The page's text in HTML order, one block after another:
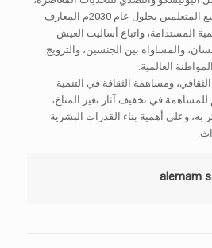
وعلى ضمان أن يكتسب جميع المتعلمين بحلول عام 2030م المعارف
المستدامة، واتباع أساليب العيش
والمساواة بين الجنسين، والترويج
العالمية.
ومساهمة الثقافة في التنمية
للمساهمة في تخفيف آثار تغير المناخ،
به، وعلى أهمية بناء القدرات البشرية
alemam